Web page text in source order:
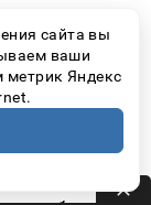
что для
любого
мощности
другой
сайта вы
ваши
метрик Яндекс